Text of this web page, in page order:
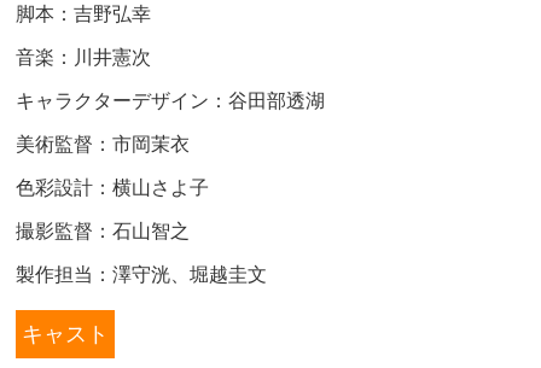
脚本：吉野弘幸
音楽：川井憲次
キャラクターデザイン：谷田部透湖
美術監督：市岡茉衣
色彩設計：横山さよ子
撮影監督：石山智之
製作担当：澤守洸、堀越圭文
キャスト